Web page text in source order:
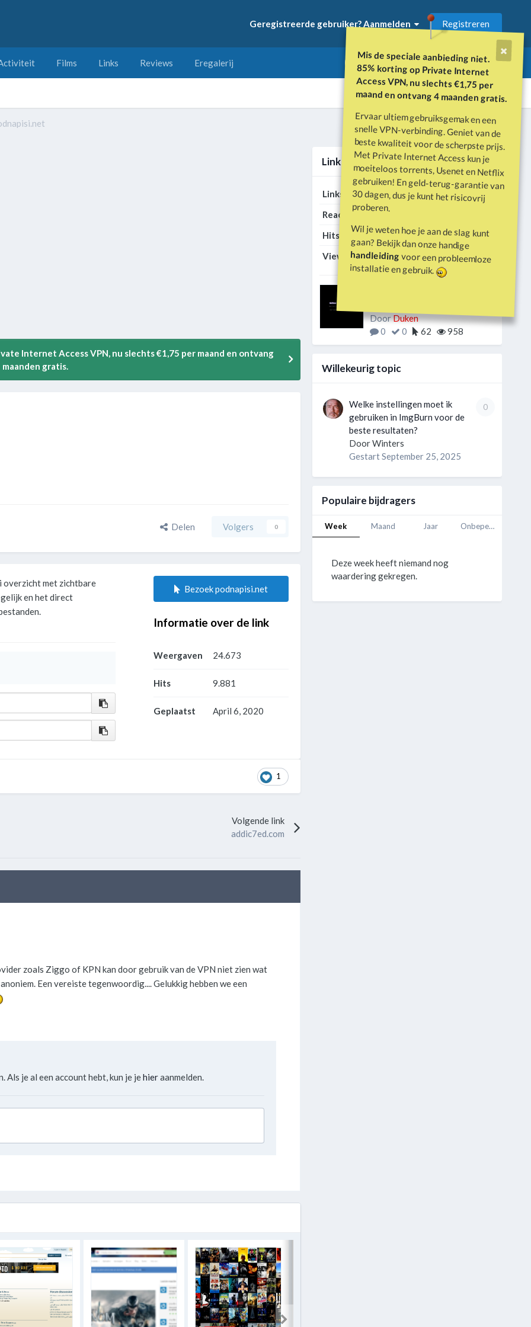
Mis de speciale aanbieding niet.
85% korting op Private Internet
Access VPN, nu slechts €1,75 per
maand en ontvang 4 maanden gratis.
Ervaar ultiem gebruiksgemak en een
snelle VPN-verbinding. Geniet van de
beste kwaliteit voor de scherpste prijs.
Met Private Internet Access kun je
moeiteloos torrents, Usenet en Netflix
gebruiken! En geld-terug-garantie van
30 dagen, dus je kunt het risicovrij
proberen.
Wil je weten hoe je aan de slag kunt
gaan? Bekijk dan onze handige
handleidingvoor een probleemloze
installatie en gebruik.
Geregistreerde gebruiker? Aanmelden Registreren
Films Links Reviews Eregalerij
Alle activiteit
Internet Access VPN, nu slechts €1,75 per maand en ontvang
maanden gratis.
Delen Volgers 0
met zichtbare
en het direct
Bezoek podnapisi.net
Informatie over de link
Weergaven 24.673
Hits 9.881
Geplaatst April 6, 2020
1
Volgende link
addic7ed.com
zoals Ziggo of KPN kan door gebruik van de VPN niet zien wat
Een vereiste tegenwoordig.... Gelukkig hebben we een
Als je al een account hebt, kun je jehieraanmelden.
Link Statistieken
Links 202
Reacties
Hits 406.084
Views 1.697.802
DoorDuken
0
0 62 958
Willekeurig topic
0
Welke instellingen moet ik
gebruiken in ImgBurn voor de
beste resultaten?
DoorWinters
GestartSeptember 25, 2025
Populaire bijdragers
Week Maand Jaar Onbeperkt
Deze week heeft niemand nog
waardering gekregen.